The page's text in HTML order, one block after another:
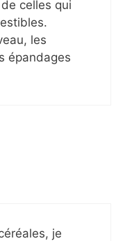
celles qui
les
épandages
je